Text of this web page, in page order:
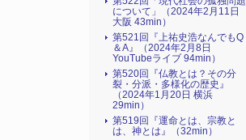
について」（2024年2月11日
大阪 43min）
第521回『上祐史浩なんでもQ
＆A』（2024年2月8日
YouTubeライブ 94min）
第520回『仏教とは？その分
裂・分派・多様化の歴史』
（2024年1月20日 横浜
29min）
第519回『運命とは、宗教と
は、神とは』（32min）